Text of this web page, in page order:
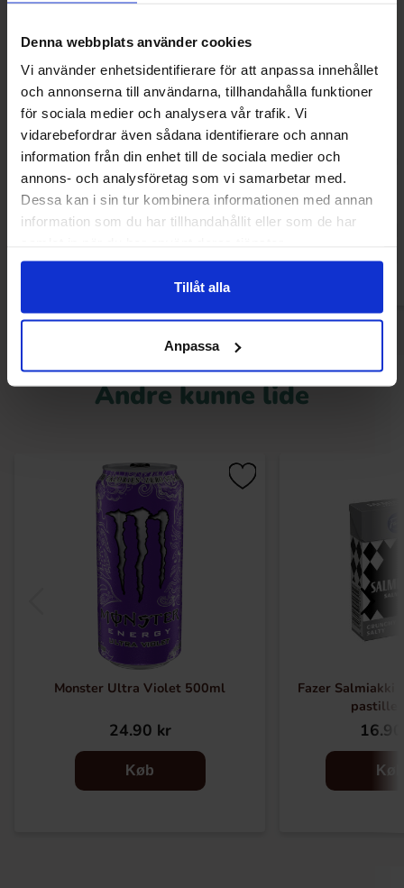
Denna webbplats använder cookies
Vi använder enhetsidentifierare för att anpassa innehållet
och annonserna till användarna, tillhandahålla funktioner
för sociala medier och analysera vår trafik. Vi
vidarebefordrar även sådana identifierare och annan
information från din enhet till de sociala medier och
annons- och analysföretag som vi samarbetar med.
Dessa kan i sin tur kombinera informationen med annan
information som du har tillhandahållit eller som de har
Tillåt alla
Anpassa
Marabou Chokoladebar Lotus Biscoff
160g
36.90 kr
Marabou
Hindbær &
38.90 kr
Andre kunne lide
Monster Ultra Violet 500ml
24.90 kr
Køb
Fazer Salmiakki
Køb